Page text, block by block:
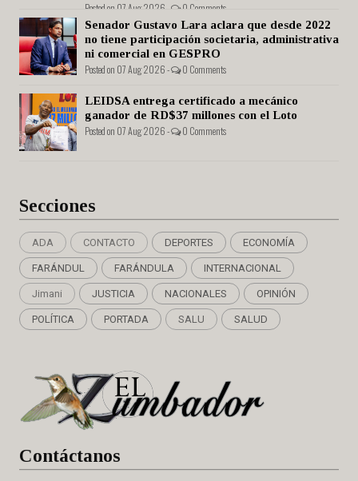
Posted on 07 Aug 2026 - 0 Comments
Senador Gustavo Lara aclara que desde 2022
no tiene participación societaria, administrativa
ni comercial en GESPRO
Posted on 07 Aug 2026 - 0 Comments
LEIDSA entrega certificado a mecánico
ganador de RD$37 millones con el Loto
Posted on 07 Aug 2026 - 0 Comments
Secciones
ADA CONTACTO DEPORTES ECONOMÍA
FARÁNDUL FARÁNDULA INTERNACIONAL
Jimani JUSTICIA NACIONALES OPINIÓN
POLÍTICA PORTADA SALU SALUD
Contáctanos